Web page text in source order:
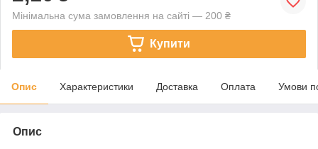
Мінімальна сума замовлення на сайті — 200 ₴
Купити
Опис Характеристики Доставка Оплата Умови
Опис